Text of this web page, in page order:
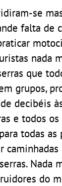
se
falta de
nada
que
grupos,
decibéis
e todos
todas as
Nada
do